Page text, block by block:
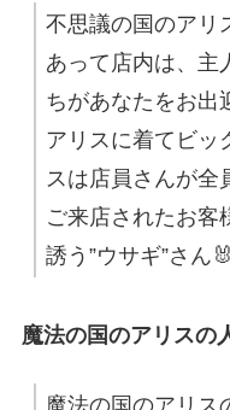
不思議の国のアリ
あって店内は、主
ちがあなたをお出
アリスに着てビッ
スは店員さんが全
ご来店されたお客
誘う”ウサギ”さん
魔法の国のアリスの
魔法の国のアリス